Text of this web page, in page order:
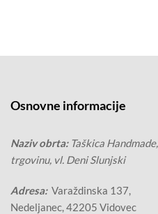
Osnovne informacije
Naziv obrta: Taškica
trgovinu, vl. Deni Slunjski
Adresa:Varaždinska 137,
Nedeljanec, 42205 Vidovec